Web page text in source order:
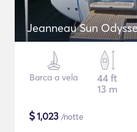
Jeanneau Sun
Barca a vela
44 ft
13 m
$1,023 /notte